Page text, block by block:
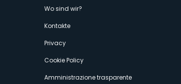
secondario
Wo sind wir?
Kontakte
Privacy
Cookie Policy
Amministrazione trasparente